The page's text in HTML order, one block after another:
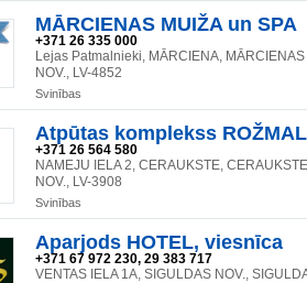
MĀRCIENAS MUIŽA un SPA
+371 26 335 000
Lejas Patmalnieki, MĀRCIENA,
NOV., LV-4852
Svinības
Atpūtas komplekss
+371 26 564 580
NAMEJU IELA 2, CERAUKSTE,
NOV., LV-3908
Svinības
Aparjods HOTEL, viesnīca
+371 67 972 230, 29 383 717
VENTAS IELA 1A, SIGULDAS NOV.,